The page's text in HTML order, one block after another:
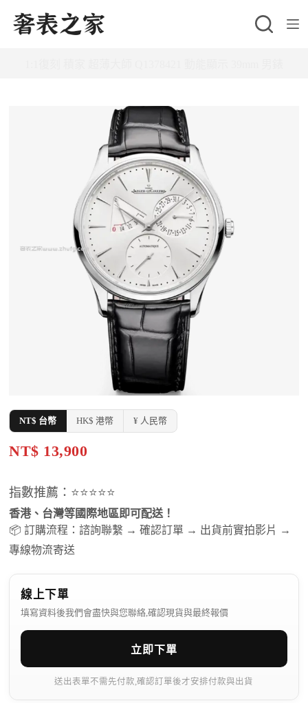
跳
至
NT$ 台幣 HK$ 港幣 ¥ 人民幣
NT$ 13,900
指數推薦：⭐⭐⭐⭐⭐
香港、台灣等國際地區即可配送！
📦 訂購流程：諮詢聯繫 → 確認訂單 → 出貨前實拍影片 →
專線物流寄送
線上下單
填寫資料後我們會盡快與您聯絡,確認現貨與最終報價
立即下單
送出表單不需先付款,確認訂單後才安排付款與出貨